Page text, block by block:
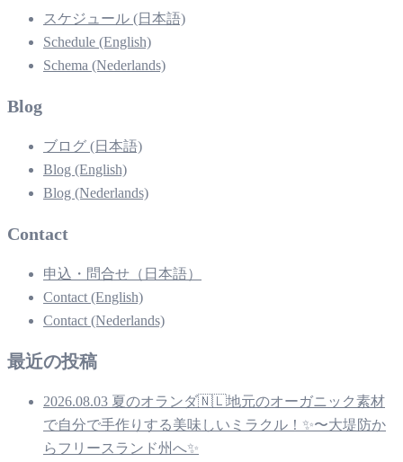
スケジュール (日本語)
Schedule (English)
Schema (Nederlands)
Blog
ブログ (日本語)
Blog (English)
Blog (Nederlands)
Contact
申込・問合せ（日本語）
Contact (English)
Contact (Nederlands)
最近の投稿
2026.08.03 夏のオランダ🇳🇱地元のオーガニック素材
で自分で手作りする美味しいミラクル！✨〜大堤防か
らフリースランド州へ✨